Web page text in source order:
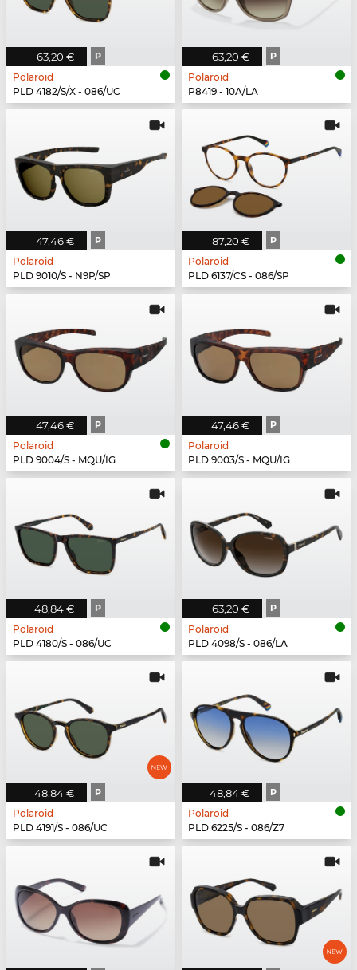
63,20 € P
Polaroid
PLD 4182/S/X - 086/UC
63,20 € P
Polaroid
P8419 - 10A/LA
47,46 € P
Polaroid
PLD 9010/S - N9P/SP
87,20 € P
Polaroid
PLD 6137/CS - 086/SP
47,46 € P
Polaroid
PLD 9004/S - MQU/IG
47,46 € P
Polaroid
PLD 9003/S - MQU/IG
48,84 € P
Polaroid
PLD 4180/S - 086/UC
63,20 € P
Polaroid
PLD 4098/S - 086/LA
48,84 € P
Polaroid
PLD 4191/S - 086/UC
48,84 € P
Polaroid
PLD 6225/S - 086/Z7